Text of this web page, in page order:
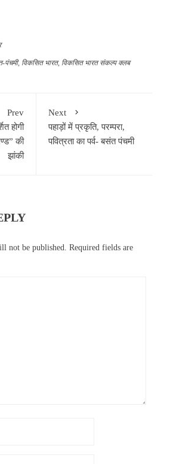
पंचमी, विकसित भारत, विकसित भारत संकल्प क्लब
Prev
होगी
की
झांकी
Next
पहाड़ों में प्रकृति, परम्परा,
पवित्रता का पर्व- बसंत पंचमी
not be published.
Required fields are